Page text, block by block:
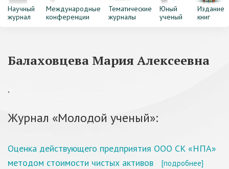
Научный
журнал
Международные
конференции
Тематические
журналы
Юный
ученый
Издание
книг
Балаховцева Мария Алексеевна
,
Журнал «Молодой ученый»:
Оценка действующего предприятия ООО СК «НПА»
методом стоимости чистых активов
[подробнее]